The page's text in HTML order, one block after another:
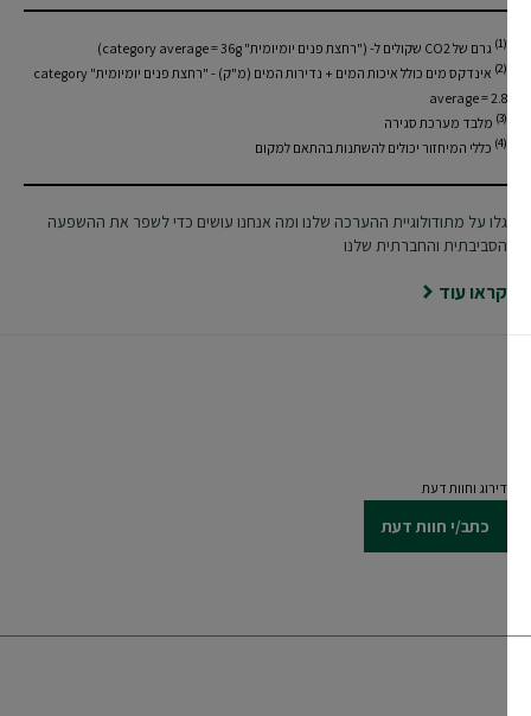
גרם של CO2 שקולים ל- ("רחצת פנים יומיומית" category average = 36g)
אינדקס מים כולל איכות המים + נדירות המים (מ"ק) - "רחצת פנים יומיומית" category
average = 2.8
מלבד מערכת סגירה
כללי המיחזור יכולים להשתנות בהתאם למקום
גלו על מתודולוגיית ההערכה שלנו ומה אנחנו עושים כדי לשפר את ההשפעה
הסביבתית והחברתית שלנו
קראו עוד
דירוג וחוות דעת
כתב/י חוות דעת